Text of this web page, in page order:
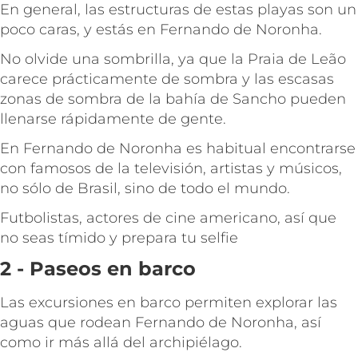
En general, las estructuras de estas playas son un
poco caras, y estás en Fernando de Noronha.
No olvide una sombrilla, ya que la Praia de Leão
carece prácticamente de sombra y las escasas
zonas de sombra de la bahía de Sancho pueden
llenarse rápidamente de gente.
En Fernando de Noronha es habitual encontrarse
con famosos de la televisión, artistas y músicos,
no sólo de Brasil, sino de todo el mundo.
Futbolistas, actores de cine americano, así que
no seas tímido y prepara tu selfie
2 - Paseos en barco
Las excursiones en barco permiten explorar las
aguas que rodean Fernando de Noronha, así
como ir más allá del archipiélago.